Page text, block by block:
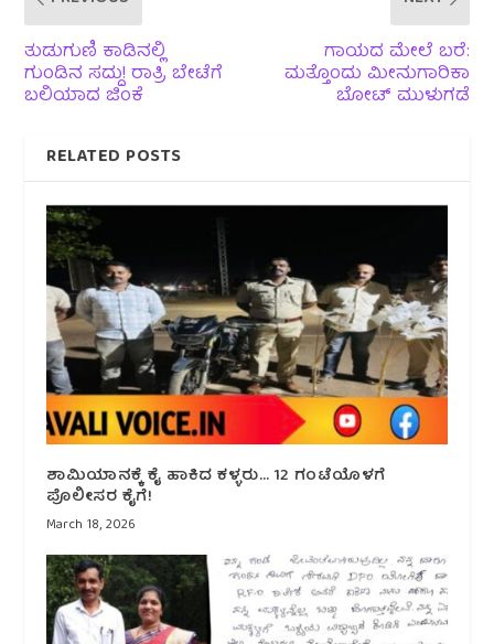
ತುಡುಗುಣಿ ಕಾಡಿನಲ್ಲಿ
ಗುಂಡಿನ ಸದ್ದು! ರಾತ್ರಿ ಬೇಟೆಗೆ
ಬಲಿಯಾದ ಜಿಂಕೆ
ಗಾಯದ ಮೇಲೆ ಬರೆ:
ಮತ್ತೊಂದು ಮೀನುಗಾರಿಕಾ
ಬೋಟ್ ಮುಳುಗಡೆ
RELATED POSTS
ಶಾಮಿಯಾನಕ್ಕೆ ಕೈ ಹಾಕಿದ ಕಳ್ಳರು… 12 ಗಂಟೆಯೊಳಗೆ
ಪೊಲೀಸರ ಕೈಗೆ!
March 18, 2026